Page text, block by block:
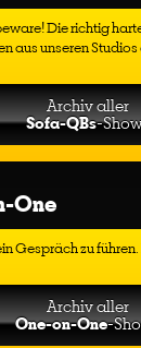
Die richtig
aus unseren
Archiv aller
Sofa-QBs-
One
Gespräch zu
Archiv aller
One-on-One-